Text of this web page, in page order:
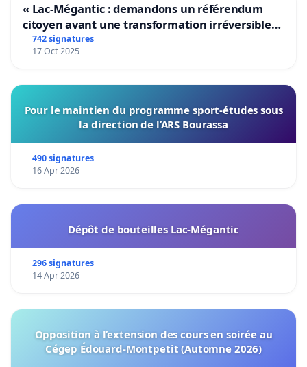
« Lac-Mégantic : demandons un référendum
citoyen avant une transformation irréversible
de notre territoire »
742 signatures
17 Oct 2025
Pour le maintien du programme sport-études sous
la direction de l’ARS Bourassa
490 signatures
16 Apr 2026
Dépôt de bouteilles Lac-Mégantic
296 signatures
14 Apr 2026
Opposition à l’extension des cours en soirée au
Cégep Édouard-Montpetit (Automne 2026)